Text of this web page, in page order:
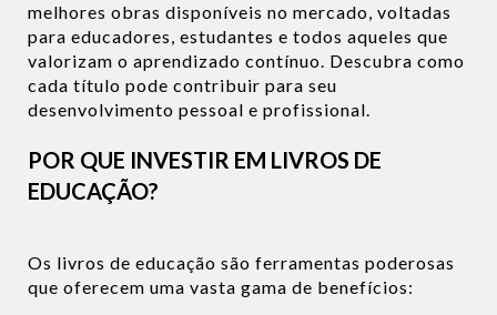
melhores obras disponíveis no mercado, voltadas
para educadores, estudantes e todos aqueles que
valorizam o aprendizado contínuo. Descubra como
cada título pode contribuir para seu
desenvolvimento pessoal e profissional.
POR QUE INVESTIR EM LIVROS DE
EDUCAÇÃO?
Os livros de educação são ferramentas poderosas
que oferecem uma vasta gama de benefícios: